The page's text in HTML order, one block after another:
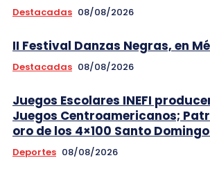
Destacadas 08/08/2026
II Festival Danzas Negras, en
Destacadas 08/08/2026
Juegos Escolares INEFI
Juegos Centroamericanos;
oro de los 4×100 Santo
Deportes 08/08/2026